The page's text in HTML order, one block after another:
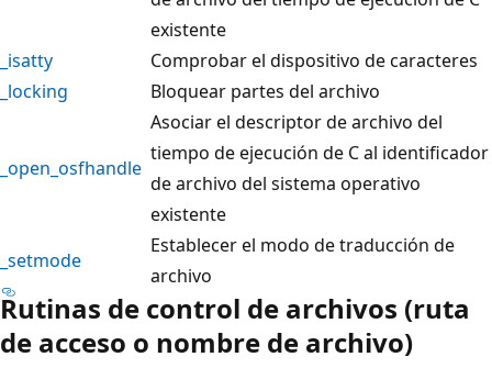
existente
_isatty
Comprobar el dispositivo de caracteres
_locking
Bloquear partes del archivo
_open_osfhandle
Asociar el descriptor de archivo del
tiempo de ejecución de C al identificador
de archivo del sistema operativo
existente
_setmode
Establecer el modo de traducción de
archivo
Rutinas de control de archivos (ruta
de acceso o nombre de archivo)